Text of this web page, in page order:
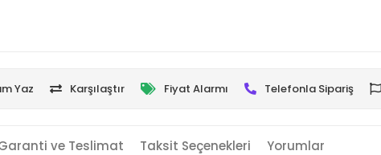
Yaz Karşılaştır Fiyat Alarmı Telefonla Sipariş
ve Teslimat Taksit Seçenekleri Yorumlar